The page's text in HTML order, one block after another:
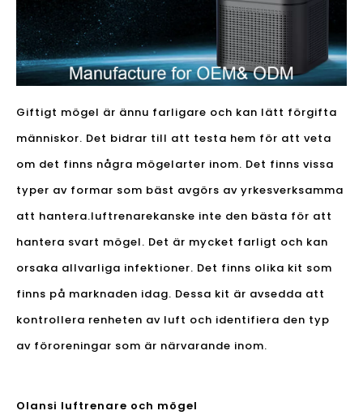
Giftigt mögel är ännu farligare och kan lätt förgifta
människor. Det bidrar till att testa hem för att veta
om det finns några mögelarter inom. Det finns vissa
typer av formar som bäst avgörs av yrkesverksamma
att hantera.luftrenarekanske inte den bästa för att
hantera svart mögel. Det är mycket farligt och kan
orsaka allvarliga infektioner. Det finns olika kit som
finns på marknaden idag. Dessa kit är avsedda att
kontrollera renheten av luft och identifiera den typ
av föroreningar som är närvarande inom.
Olansi luftrenare och mögel